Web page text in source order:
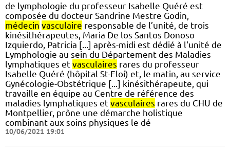
de lymphologie du professeur Isabelle Quéré est
composée du docteur Sandrine Mestre Godin,
médecin vasculaire responsable de l’unité, de trois
kinésithérapeutes, Maria De los Santos Donoso
Izquierdo, Patricia [...] après-midi est dédié à l'unité de
Lymphologie au sein du Département des Maladies
lymphatiques et vasculaires rares du professeur
Isabelle Quéré (hôpital St-Eloi) et, le matin, au service
Gynécologie-Obstétrique [...] kinésithérapeute, qui
travaille en équipe au Centre de référence des
maladies lymphatiques et vasculaires rares du CHU de
Montpellier, prône une démarche holistique
combinant aux soins physiques le dé
10/06/2021 19:01